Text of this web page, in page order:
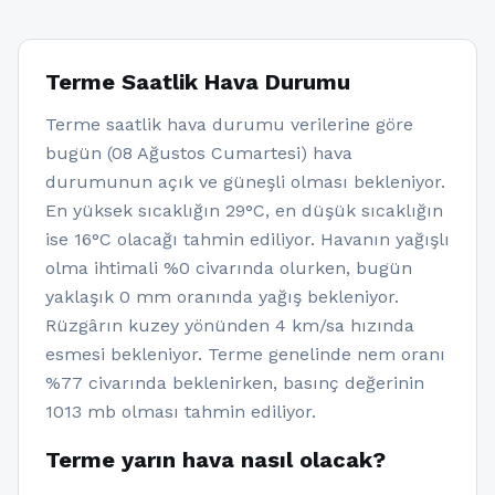
Terme Saatlik Hava Durumu
Terme saatlik hava durumu verilerine göre
bugün (08 Ağustos Cumartesi) hava
durumunun açık ve güneşli olması bekleniyor.
En yüksek sıcaklığın 29°C, en düşük sıcaklığın
ise 16°C olacağı tahmin ediliyor. Havanın yağışlı
olma ihtimali %0 civarında olurken, bugün
yaklaşık 0 mm oranında yağış bekleniyor.
Rüzgârın kuzey yönünden 4 km/sa hızında
esmesi bekleniyor. Terme genelinde nem oranı
%77 civarında beklenirken, basınç değerinin
1013 mb olması tahmin ediliyor.
Terme yarın hava nasıl olacak?